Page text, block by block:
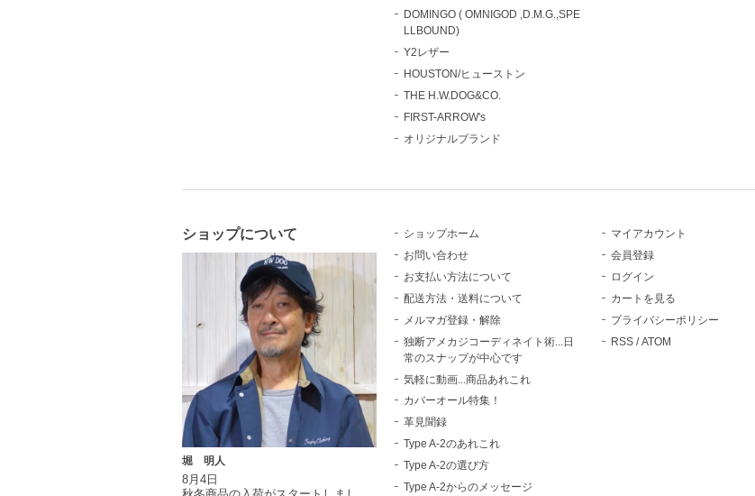
DOMINGO ( OMNIGOD ,D.M.G.,SPE
LLBOUND)
Y2レザー
HOUSTON/ヒューストン
THE H.W.DOG&CO.
FIRST-ARROW's
オリジナルブランド
ショップについて
堀 明人
8月4日
ショップホーム
お問い合わせ
お支払い方法について
配送方法・送料について
メルマガ登録・解除
独断アメカジコーディネイト術...日
常のスナップが中心です
気軽に動画...商品あれこれ
カバーオール特集！
革見聞録
Type A-2のあれこれ
Type A-2の選び方
Type A-2からのメッセージ
マイアカウント
会員登録
ログイン
カートを見る
プライバシーポリシー
RSS /ATOM